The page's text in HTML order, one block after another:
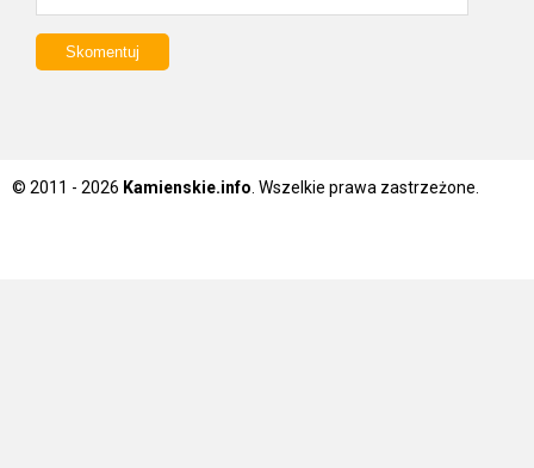
© 2011 - 2026 Kamienskie.info . Wszelkie prawa zastrzeżone.